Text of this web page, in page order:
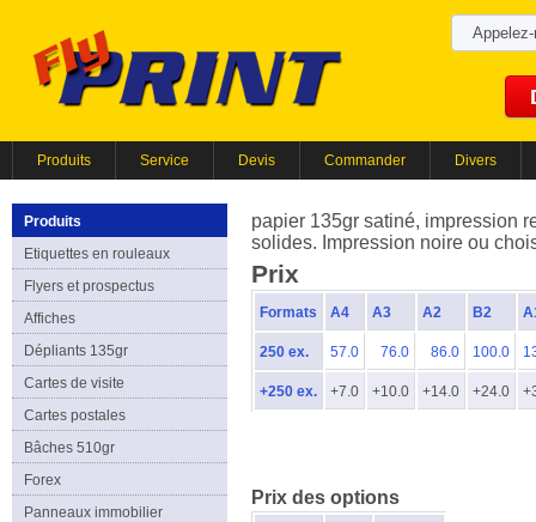
Produits Service Devis Commander Divers
Produits
Etiquettes en rouleaux
Flyers et prospectus
Affiches
Dépliants 135gr
Cartes de visite
Cartes postales
Bâches 510gr
Forex
Panneaux immobilier
papier 135gr satiné, impression
solides. Impression noire ou
Prix
Formats A4 A3 A2 B2
250 ex. 57.0 76.0 86.0 100.0
+250 ex. +7.0 +10.0 +14.0 +24.0
Prix des options